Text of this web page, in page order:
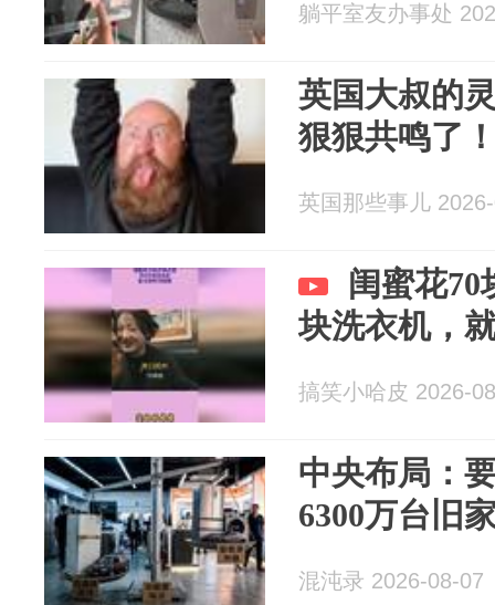
躺平室友办事处
英国大叔的
狠狠共鸣了
英国那些事儿
闺蜜花70
块洗衣机，
搞笑小哈皮 2026-
中央布局：
6300万台旧
混沌录 2026-08-07